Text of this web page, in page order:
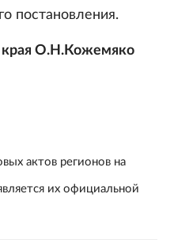
постановления.
края О.Н.Кожемяко
актов регионов на
их официальной